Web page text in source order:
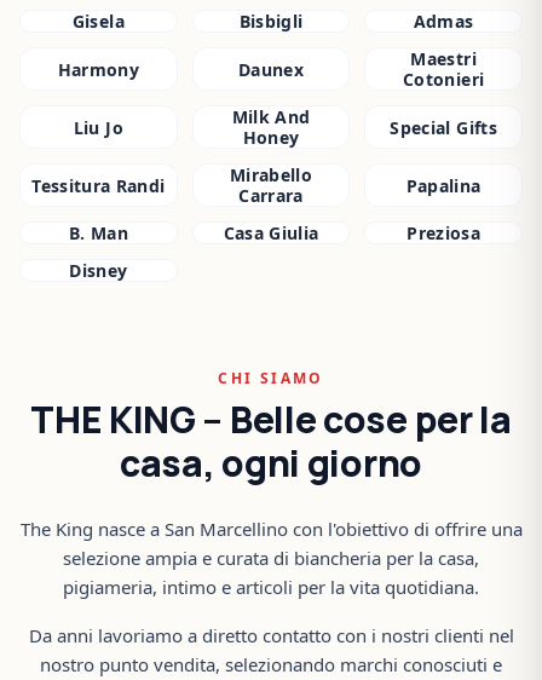
Gisela Bisbigli Admas
Harmony Daunex
Maestri
Cotonieri
Liu Jo
Milk And
Honey
Special Gifts
Tessitura Randi
Mirabello
Carrara
Papalina
B. Man Casa Giulia
Preziosa
Disney
CHI SIAMO
THE KING – Belle cose per la
casa, ogni giorno
The King nasce a San Marcellino con l'obiettivo di offrire una
selezione ampia e curata di biancheria per la casa,
pigiameria, intimo e articoli per la vita quotidiana.
Da anni lavoriamo a diretto contatto con i nostri clienti nel
nostro punto vendita, selezionando marchi conosciuti e